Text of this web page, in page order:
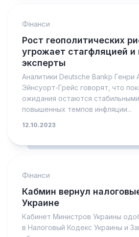
Фінанси
Рост геополитических
угрожает стагфляцией и
эксперты
Аналитики Deutsche Bankр Генри
Эйнсуорт-Грейс говорят, что
ожидания остаются
повышенных темпов инфляции...
12.10.2023
Фінанси
Кабмин вернул
Украине
Кабинет Министров Украины
в Налоговый Кодекс Украины и